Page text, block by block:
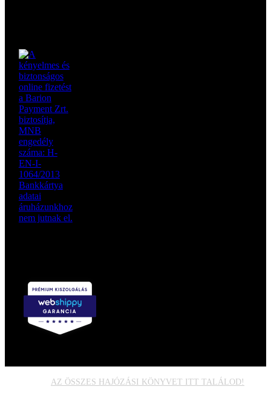
AZ ÖSSZES HAJÓZÁSI KÖNYVET ITT TALÁLOD!